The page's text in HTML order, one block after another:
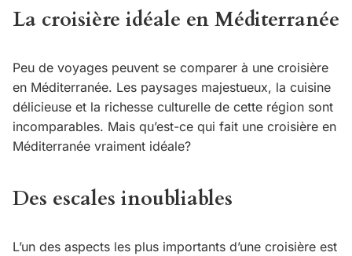
La croisière idéale en Méditerranée
Peu de voyages peuvent se comparer à une croisière
en Méditerranée. Les paysages majestueux, la cuisine
délicieuse et la richesse culturelle de cette région sont
incomparables. Mais qu’est-ce qui fait une croisière en
Méditerranée vraiment idéale?
Des escales inoubliables
L’un des aspects les plus importants d’une croisière est